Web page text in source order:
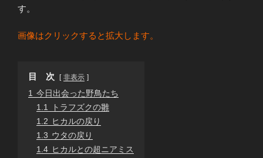
す。
画像はクリックすると拡大します。
目 次 非表示
1 今日出会った野鳥たち
1.1
トラフズクの雛
1.2
ヒカルの戻り
1.3 ウタの戻り
1.4 ヒカルとの超ニアミス